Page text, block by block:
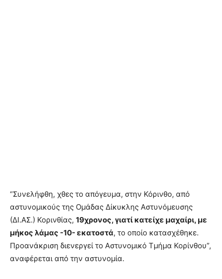
“Συνελήφθη, χθες το απόγευμα, στην Κόρινθο, από
αστυνομικούς της Ομάδας Δίκυκλης Αστυνόμευσης
(ΔΙ.ΑΣ.) Κορινθίας, 19χρονος, γιατί κατείχε μαχαίρι, με
μήκος λάμας -10- εκατοστά, το οποίο κατασχέθηκε.
Προανάκριση διενεργεί το Αστυνομικό Τμήμα Κορίνθου”,
αναφέρεται από την αστυνομία.